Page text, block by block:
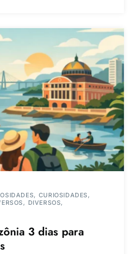
CURIOSIDADES
DIVERSOS
3 dias para